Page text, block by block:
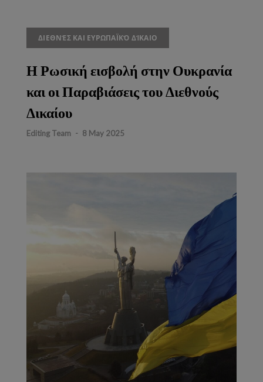
ΔΙΕΘΝΈΣ ΚΑΙ ΕΥΡΩΠΑΪΚΌ ΔΊΚΑΙΟ
Η Ρωσική εισβολή στην Ουκρανία
και οι Παραβιάσεις του Διεθνούς
Δικαίου
Editing Team - 8 May 2025